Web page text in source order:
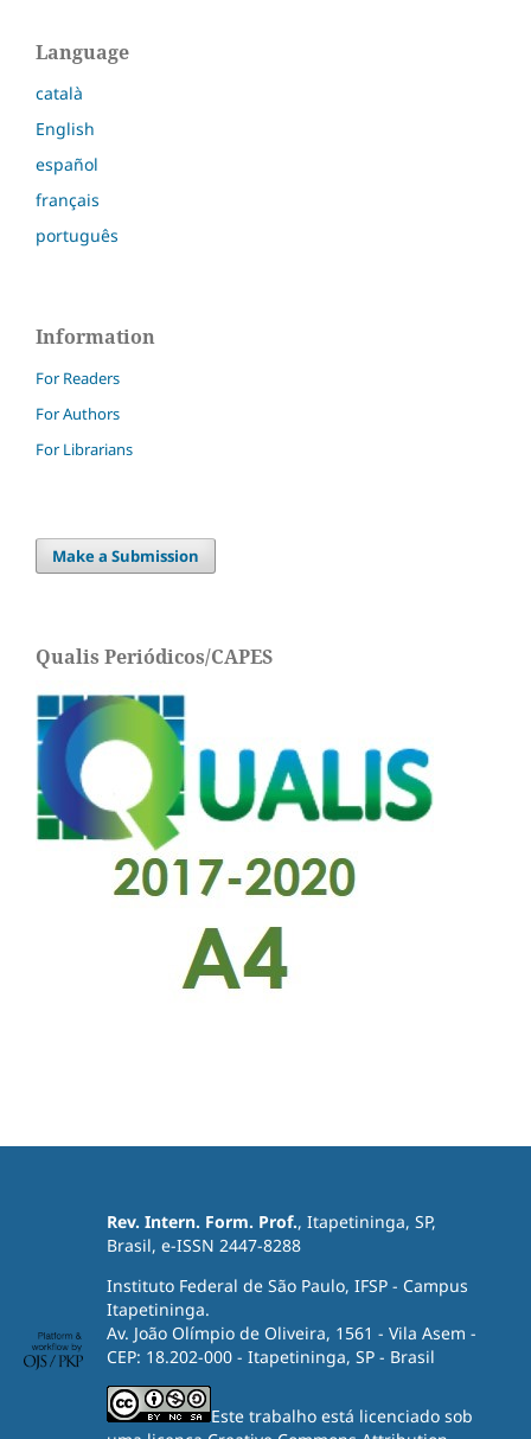
Language
català
English
español
français
português
Information
For Readers
For Authors
For Librarians
Make a Submission
Qualis Periódicos/CAPES
Rev. Intern. Form. Prof., Itapetininga, SP,
Brasil, e-ISSN 2447-8288
Instituto Federal de São Paulo, IFSP - Campus
Itapetininga.
Av. João Olímpio de Oliveira, 1561 - Vila Asem -
CEP: 18.202-000 - Itapetininga, SP - Brasil
Este trabalho está licenciado sob